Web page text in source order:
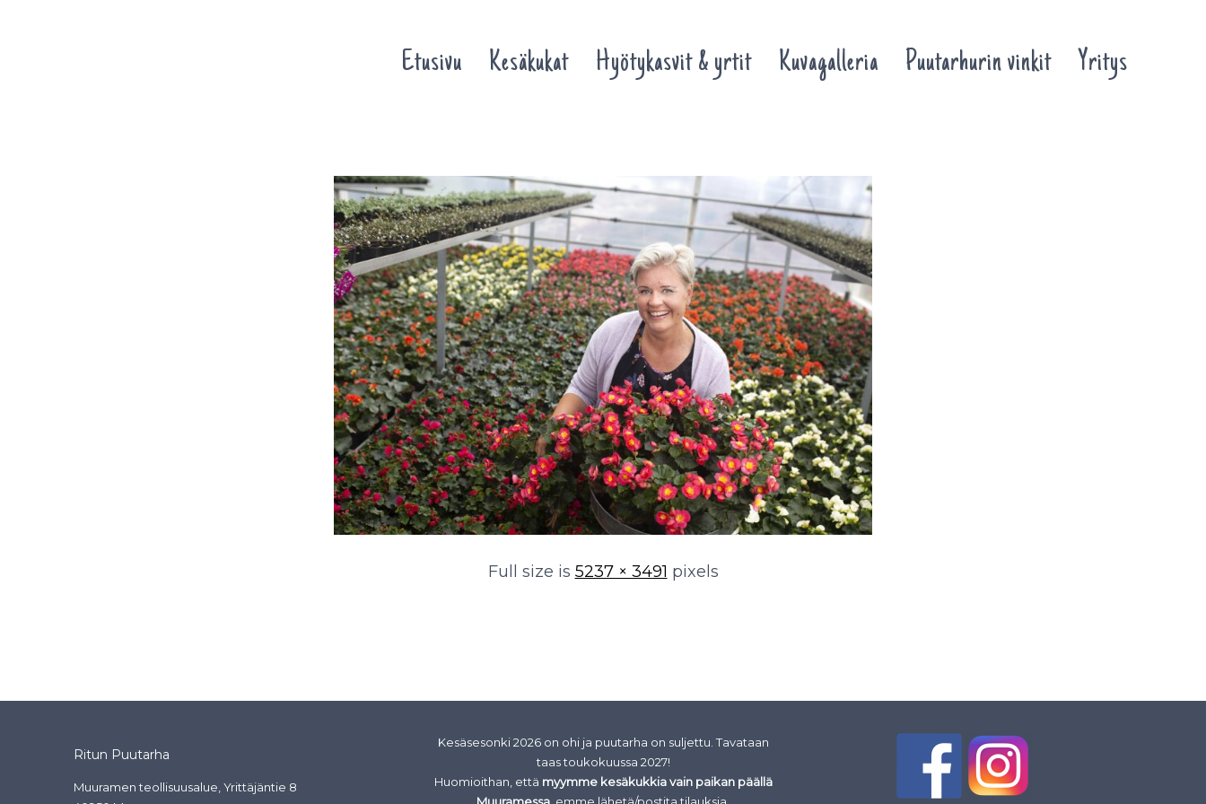
Etusivu Kesäkukat Hyötykasvit & yrtit Kuvagalleria Puutarhurin vinkit Yritys
Full size is 5237 × 3491 pixels
Ritun Puutarha
Muuramen teollisuusalue, Yrittäjäntie 8
Kesäsesonki 2026 on ohi ja puutarha on suljettu. Tavataan
taas toukokuussa 2027!
Huomioithan, että myymme kesäkukkia vain paikan päällä